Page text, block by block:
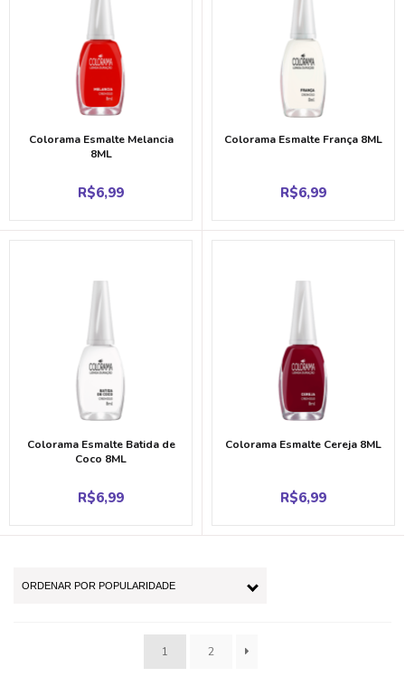
Colorama Esmalte Melancia
8ML
R$6,99
Colorama Esmalte França 8ML
R$6,99
Colorama Esmalte Batida de
Coco 8ML
R$6,99
Colorama Esmalte Cereja 8ML
R$6,99
1 2